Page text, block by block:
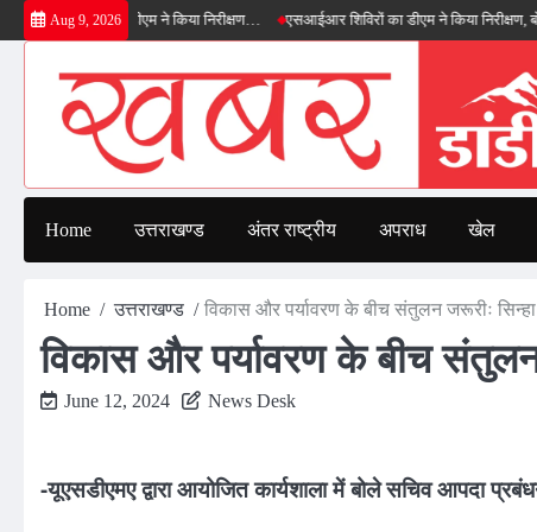
Skip
to
Aug 9, 2026
का डीएम ने किया निरीक्षण… एसआईआर शिविरों का डीएम ने किया निरीक्षण, बोले—कोई
Home उत्तराखण्ड अंतर राष्ट्रीय अपराध खेल
Home उत्तराखण्ड विकास और पर्यावरण के बीच संतुलन जरूरीः सिन्हा
विकास और पर्यावरण के बीच संतुलन
June 12, 2024 News Desk
-यूएसडीएमए द्वारा आयोजित कार्यशाला में बोले सचिव आपदा